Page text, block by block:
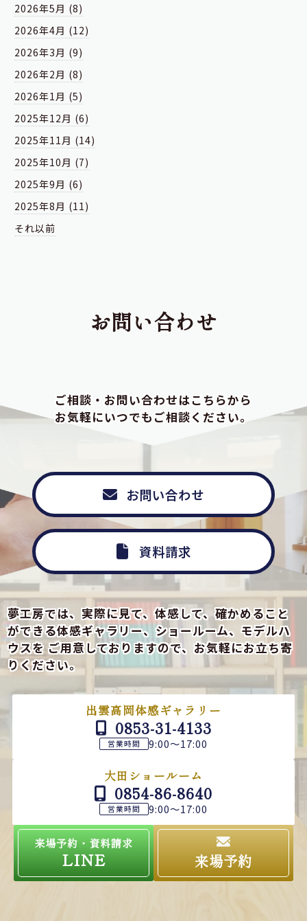
2026年5月 (8)
2026年4月 (12)
2026年3月 (9)
2026年2月 (8)
2026年1月 (5)
2025年12月 (6)
2025年11月 (14)
2025年10月 (7)
2025年9月 (6)
2025年8月 (11)
それ以前
お問い合わせ
ご相談・お問い合わせはこちらから
お気軽にいつでもご相談ください。
お問い合わせ
資料請求
夢工房では、実際に見て、体感して、確かめること
ができる体感ギャラリー、ショールーム、モデルハ
ウスをご用意しておりますので、お気軽にお立ち寄
りください。
出雲高岡体感ギャラリー
0853-31-4133
営業時間 9:00～17:00
大田ショールーム
0854-86-8640
営業時間 9:00～17:00
来場予約・資料請求
LINE 来場予約